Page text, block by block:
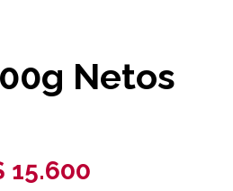
Netos
15.600